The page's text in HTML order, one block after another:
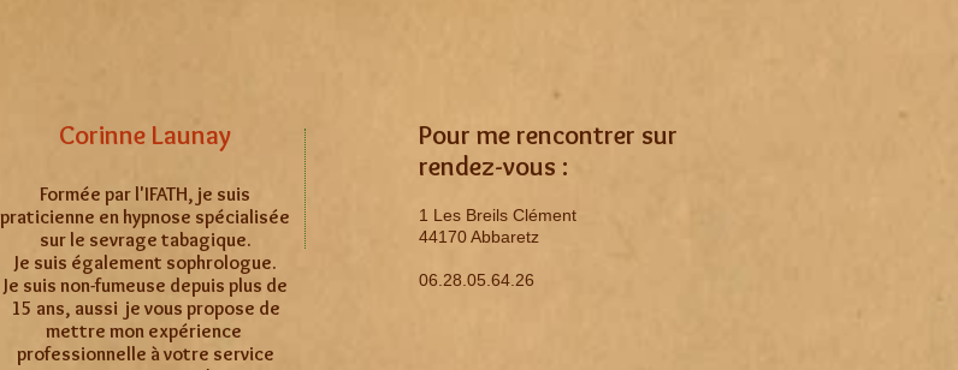
Corinne Launay
Formée par l'IFATH, je suis
praticienne en hypnose spécialisée
sur le sevrage tabagique.
Je suis également sophrologue.
Je suis non-fumeuse depuis plus de
15 ans, aussi je vous propose de
mettre mon expérience
professionnelle à votre service
Pour me rencontrer sur
rendez-vous :
1 Les Breils Clément
44170 Abbaretz
06.28.05.64.26